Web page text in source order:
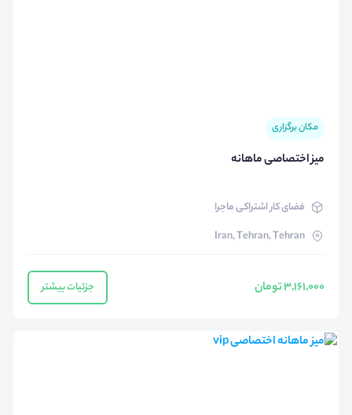
مکان برگزاری
میز اختصاصی ماهانه
فضای کار اشتراکی ماجرا
Iran, Tehran, Tehran
3,161,000 تومان جزئیات بیشتر